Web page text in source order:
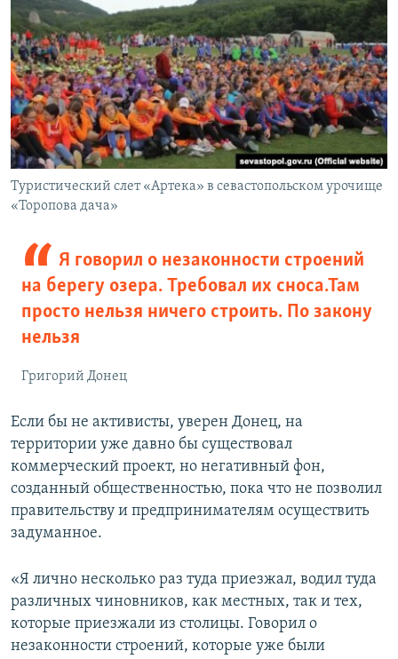
Туристический слет «Артека» в севастопольском урочище
«Торопова дача»
Я говорил о незаконности строений
на берегу озера. Требовал их сноса.Там
просто нельзя ничего строить. По закону
нельзя
Григорий Донец
Если бы не активисты, уверен Донец, на
территории уже давно бы существовал
коммерческий проект, но негативный фон,
созданный общественностью, пока что не позволил
правительству и предпринимателям осуществить
задуманное.
«Я лично несколько раз туда приезжал, водил туда
различных чиновников, как местных, так и тех,
которые приезжали из столицы. Говорил о
незаконности строений, которые уже были